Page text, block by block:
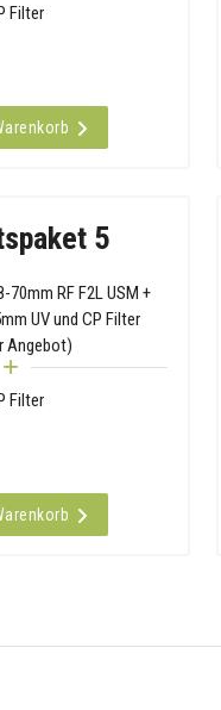
Filter
5
70mm RF F2L USM +
UV und CP Filter
Angebot)
Filter